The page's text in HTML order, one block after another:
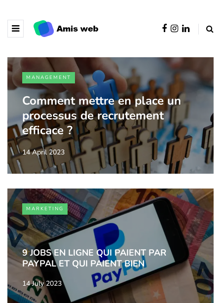
MANAGEMENT
Comment mettre en place un
processus de recrutement
efficace ?
14 April 2023
MARKETING
9 JOBS EN LIGNE QUI PAIENT PAR
PAYPAL ET QUI PAIENT BIEN
14 July 2023